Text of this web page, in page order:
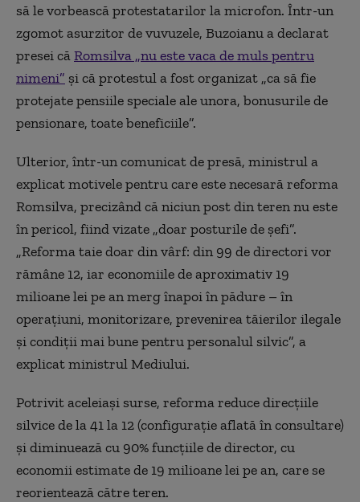
să le vorbească protestatarilor la microfon. Într-un
zgomot asurzitor de vuvuzele, Buzoianu a declarat
presei căRomsilva „nu este vaca de muls pentru
nimeni” şi că protestul a fost organizat „ca să fie
protejate pensiile speciale ale unora, bonusurile de
pensionare, toate beneficiile”.
Ulterior, într-un comunicat de presă, ministrul a
explicat motivele pentru care este necesară reforma
Romsilva, precizând că niciun post din teren nu este
în pericol, fiind vizate „doar posturile de şefi”.
„Reforma taie doar din vârf: din 99 de directori vor
rămâne 12, iar economiile de aproximativ 19
milioane lei pe an merg înapoi în pădure – în
operaţiuni, monitorizare, prevenirea tăierilor ilegale
şi condiţii mai bune pentru personalul silvic”, a
explicat ministrul Mediului.
Potrivit aceleiaşi surse, reforma reduce direcţiile
silvice de la 41 la 12 (configuraţie aflată în consultare)
şi diminuează cu 90% funcţiile de director, cu
economii estimate de 19 milioane lei pe an, care se
reorientează către teren.